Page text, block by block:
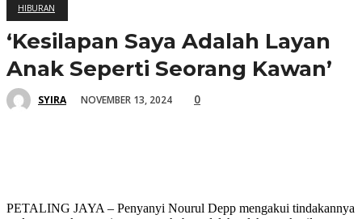
HIBURAN
‘Kesilapan Saya Adalah Layan
Anak Seperti Seorang Kawan’
SYIRA NOVEMBER 13, 2024 0
PETALING JAYA – Penyanyi Nourul Depp mengakui tindakannya